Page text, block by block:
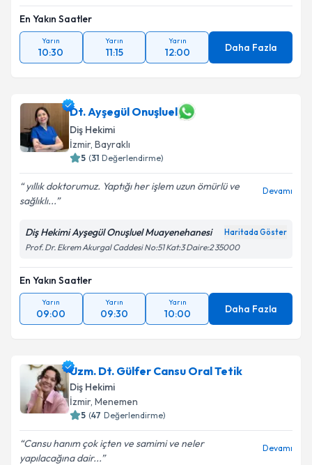
En Yakın Saatler
Yarın
10:30
Yarın
11:15
Yarın
12:00 Daha Fazla
Dt. Ayşegül Onuşluel
Diş Hekimi
İzmir, Bayraklı
5 (31 Değerlendirme)
yıllık doktorumuz. Yaptığı her işlem uzun ömürlü ve
sağlıklı...
Devamı
Diş Hekimi Ayşegül Onuşluel Muayenehanesi Haritada Göster
Prof. Dr. Ekrem Akurgal Caddesi No:51 Kat:3 Daire:2 35000
En Yakın Saatler
Yarın
09:00
Yarın
09:30
Yarın
10:00 Daha Fazla
Uzm. Dt. Gülfer Cansu Oral Tetik
Diş Hekimi
İzmir, Menemen
5 (47 Değerlendirme)
Cansu hanım çok içten ve samimi ve neler
yapılacağına dair...
Devamı